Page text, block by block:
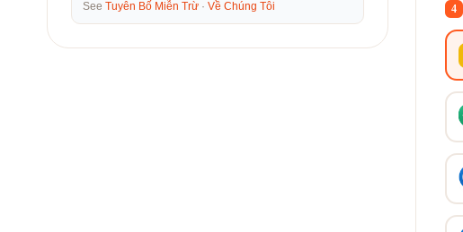
See Tuyên Bố Miễn Trừ · Về Chúng Tôi 4